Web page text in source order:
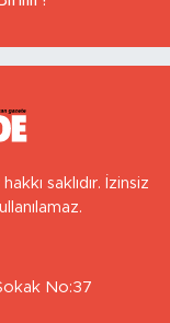
saklıdır. İzinsiz
No:37